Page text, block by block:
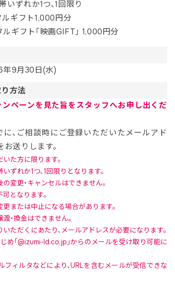
いずれか1つ、1回限り
ルギフト1,000円分
ギフト「映画GIFT」 1,000円分
9月30日(水)
方法
ンペーンを見た旨をスタッフへお申し出くだ
に、ご相談時にご登録いただいたメールアド
送りします。
た方に限ります。
ずれか1つ、1回限りとなります。
変更・キャンセルはできません。
となります。
または中止になる場合があります。
・換金はできません。
ただくにあたり、メールアドレスが必要になります。
め「@izumi-ld.co.jp」からのメールを受け取り可能に
フィルタなどにより、URLを含むメールが受信できな